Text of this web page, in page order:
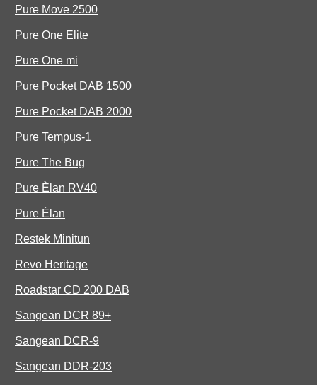
Pure Move 2500
Pure One Elite
Pure One mi
Pure Pocket DAB 1500
Pure Pocket DAB 2000
Pure Tempus-1
Pure The Bug
Pure Èlan RV40
Pure Élan
Restek Minitun
Revo Heritage
Roadstar CD 200 DAB
Sangean DCR 89+
Sangean DCR-9
Sangean DDR-203